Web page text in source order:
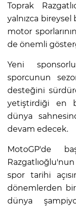
Toprak
yalnızca bireysel
motor
de önemli
Yeni
sporcunun
desteğini
yetiştirdiği en
dünya
devam edecek.
MotoGP'de
spor tarihi
dönemlerden
dünya